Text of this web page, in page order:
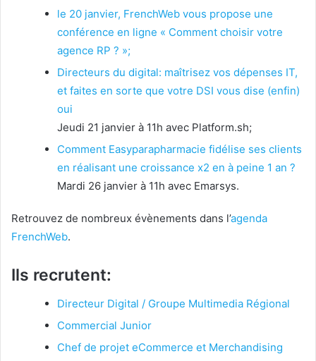
le 20 janvier, FrenchWeb vous propose une
conférence en ligne « Comment choisir votre
agence RP ? »;
Directeurs du digital: maîtrisez vos dépenses IT,
et faites en sorte que votre DSI vous dise (enfin)
oui
Jeudi 21 janvier à 11h avec Platform.sh;
Comment Easyparapharmacie fidélise ses clients
en réalisant une croissance x2 en à peine 1 an ?
Mardi 26 janvier à 11h avec Emarsys.
Retrouvez de nombreux évènements dans l’agenda
FrenchWeb.
Ils recrutent:
Directeur Digital / Groupe Multimedia Régional
Commercial Junior
Chef de projet eCommerce et Merchandising